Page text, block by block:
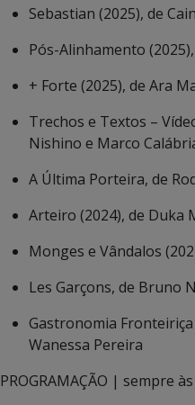
Sebastian (2025), de
Pós-Alinhamento
+ Forte (2025), de Ara
Trechos e Textos –
Nishino e Marco
A Última Porteira, de
Arteiro (2024), de Duka
Monges e Vândalos
Les Garçons, de Bruno
Gastronomia
Wanessa Pereira
PROGRAMAÇÃO | sempre